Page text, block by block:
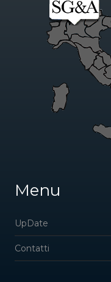
Menu
UpDate
Contatti